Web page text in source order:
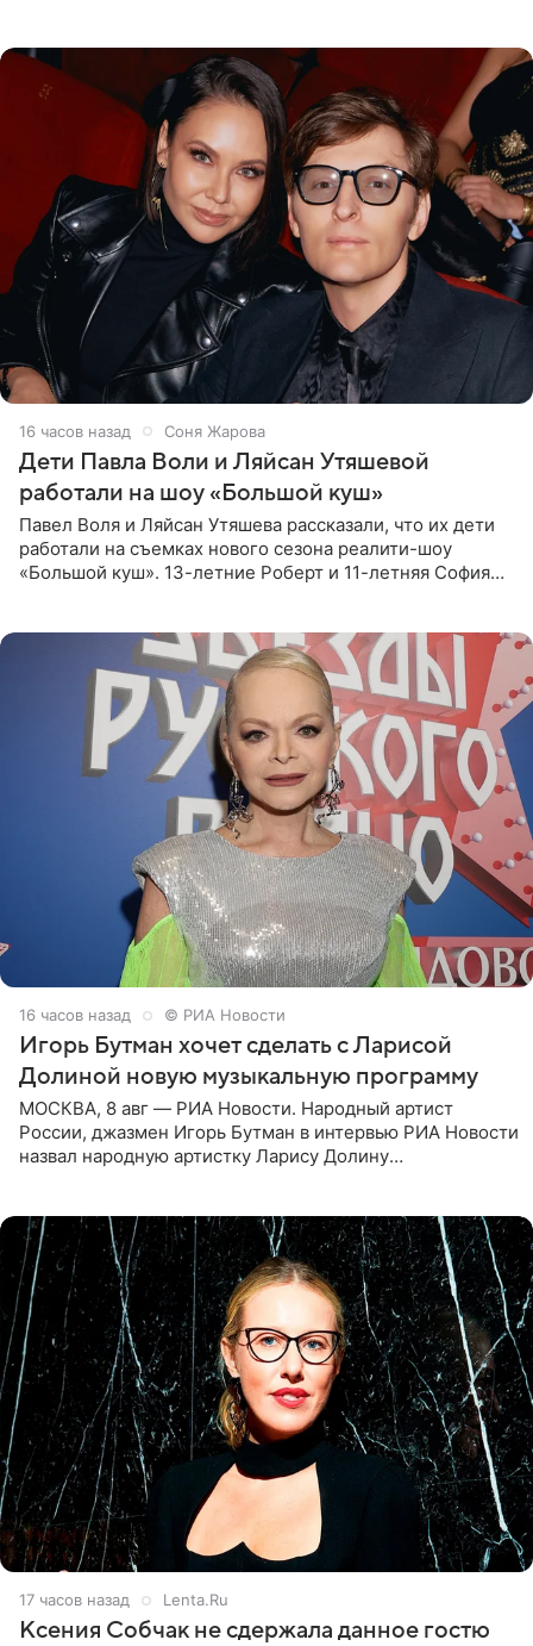
16 часов назад Соня Жарова
Дети Павла Воли и Ляйсан Утяшевой
работали на шоу «Большой куш»
Павел Воля и Ляйсан Утяшева рассказали, что их дети
работали на съемках нового сезона реалити-шоу
«Большой куш». 13-летние Роберт и 11-летняя София
16 часов назад © РИА Новости
Игорь Бутман хочет сделать с Ларисой
Долиной новую музыкальную программу
МОСКВА, 8 авг — РИА Новости. Народный артист
России, джазмен Игорь Бутман в интервью РИА Новости
назвал народную артистку Ларису Долину
17 часов назад Lenta.Ru
Ксения Собчак не сдержала данное гостю